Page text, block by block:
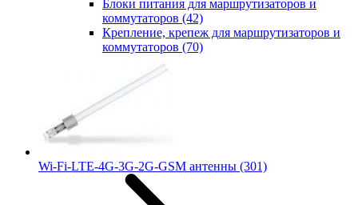
Блоки питания для маршрутизаторов и
коммутаторов (42)
Крепление, крепеж для маршрутизаторов и
коммутаторов (70)
Wi-Fi-LTE-4G-3G-2G-GSM антенны (301)